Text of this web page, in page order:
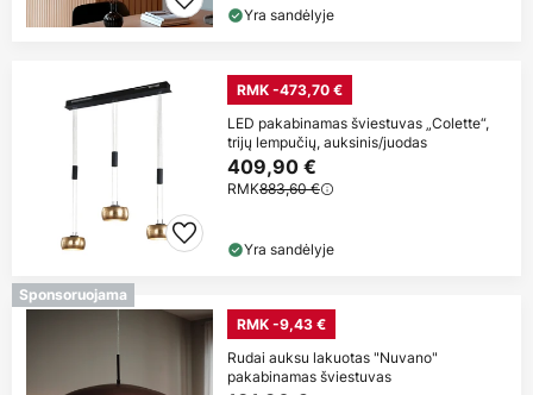
Yra sandėlyje
RMK -473,70 €
LED pakabinamas šviestuvas „Colette“,
trijų lempučių, auksinis/juodas
409,90 €
RMK883,60 €
Yra sandėlyje
Sponsoruojama
RMK -9,43 €
Rudai auksu lakuotas "Nuvano"
pakabinamas šviestuvas